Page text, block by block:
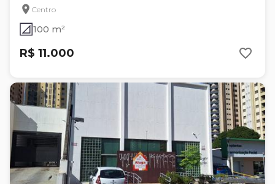
Centro
100 m²
R$ 11.000